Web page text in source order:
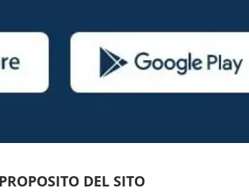
DEL SITO